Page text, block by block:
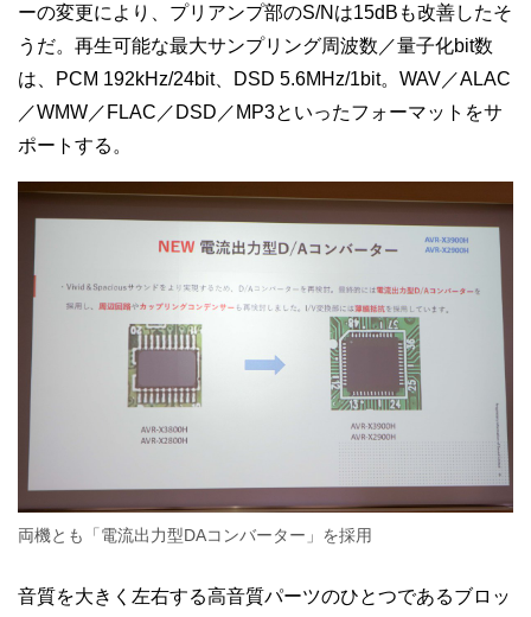
ーの変更により、プリアンプ部のS/Nは15dBも改善したそ
うだ。再生可能な最大サンプリング周波数／量子化bit数
は、PCM 192kHz/24bit、DSD 5.6MHz/1bit。WAV／ALAC
／WMW／FLAC／DSD／MP3といったフォーマットをサ
ポートする。
両機とも「電流出力型DAコンバーター」を採用
音質を大きく左右する高音質パーツのひとつであるブロッ